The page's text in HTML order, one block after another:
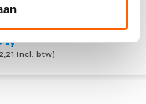
Incl. btw)